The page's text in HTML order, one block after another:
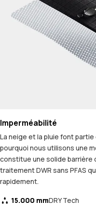
Imperméabilité
La neige et la pluie font
pourquoi nous utilisons une
constitue une solide barrière
traitement DWR sans PFAS
rapidement.
15.000 mmDRY Tech